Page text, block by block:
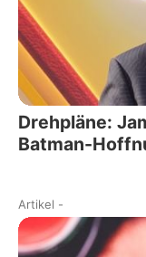
Drehpläne:
Batman-
Artikel -